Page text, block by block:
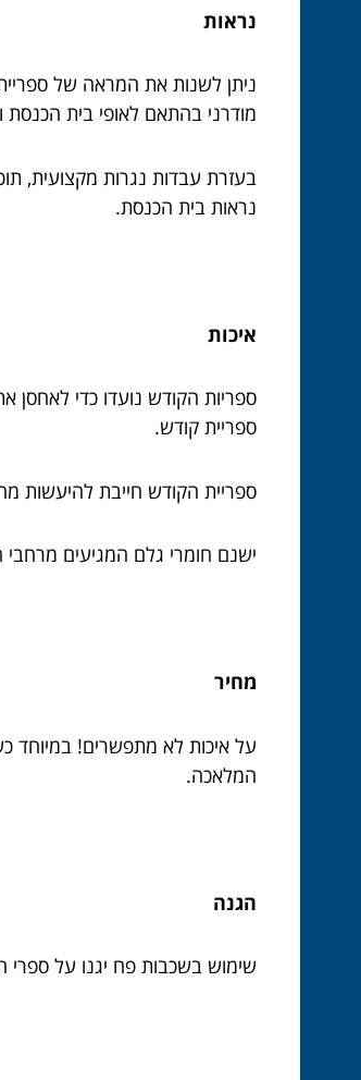
נראות
ניתן לשנות את המראה של ספריית
מודרני בהתאם לאופי בית הכנסת
בעזרת עבדות נגרות מקצועית,
נראות בית הכנסת.
איכות
ספריות הקודש נועדו כדי לאחסן
ספריית קודש.
ספריית הקודש חייבת להיעשות
ישנם חומרי גלם המגיעים מרחבי
מחיר
על איכות לא מתפשרים! במיוחד
המלאכה.
הגנה
שימוש בשכבות פח יגנו על ספרי